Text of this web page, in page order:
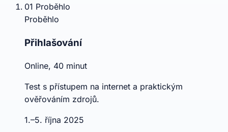
01 Proběhlo
Proběhlo
Přihlašování
Online, 40 minut
Test s přístupem na internet a praktickým
ověřováním zdrojů.
1.–5. října 2025